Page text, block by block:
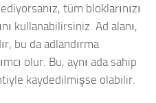
tüm bloklarınızı
kullanabilirsiniz. Ad alanı,
bu da adlandırma
olur. Bu, aynı ada sahip
kaydedilmişse olabilir.